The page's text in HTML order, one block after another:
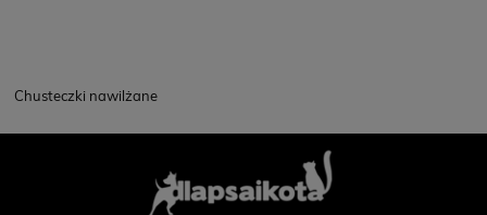
karma dla psów z
insektami, 12 kg
karma dla psów
starszych lub z nadwagą,
Chusteczki nawilżane